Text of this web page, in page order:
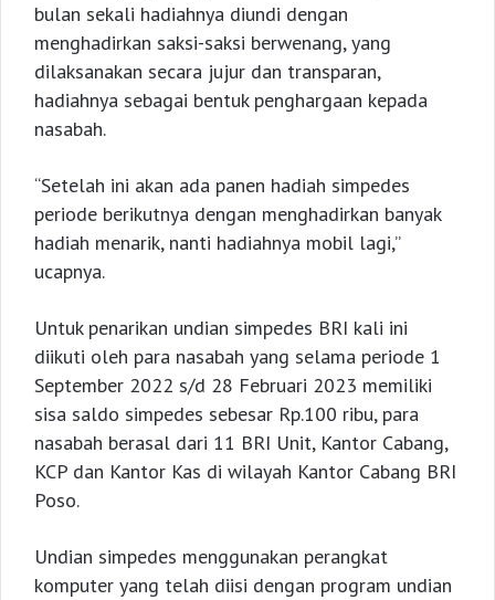
bulan sekali hadiahnya diundi dengan
menghadirkan saksi-saksi berwenang, yang
dilaksanakan secara jujur dan transparan,
hadiahnya sebagai bentuk penghargaan kepada
nasabah.
“Setelah ini akan ada panen hadiah simpedes
periode berikutnya dengan menghadirkan banyak
hadiah menarik, nanti hadiahnya mobil lagi,”
ucapnya.
Untuk penarikan undian simpedes BRI kali ini
diikuti oleh para nasabah yang selama periode 1
September 2022 s/d 28 Februari 2023 memiliki
sisa saldo simpedes sebesar Rp.100 ribu, para
nasabah berasal dari 11 BRI Unit, Kantor Cabang,
KCP dan Kantor Kas di wilayah Kantor Cabang BRI
Poso.
Undian simpedes menggunakan perangkat
komputer yang telah diisi dengan program undian